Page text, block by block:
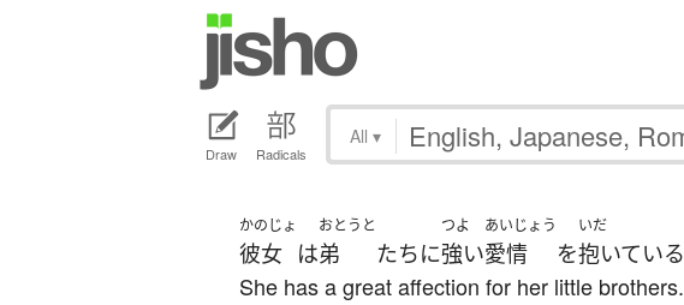
Draw Radicals
All ▾
かのじょ
彼女 は
おとうと
弟 たちに
つよ
強い
あいじょう
愛情 を
いだ
抱いている
She has a great affection for her little brothers.